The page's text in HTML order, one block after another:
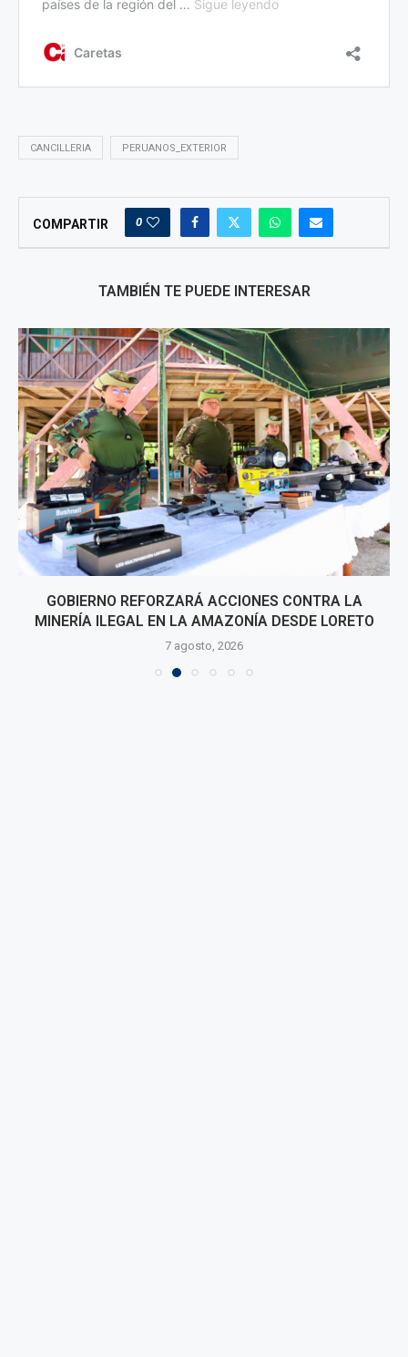
CANCILLERIA PERUANOS_EXTERIOR
COMPARTIR 0
TAMBIÉN TE PUEDE INTERESAR
GOBIERNO REFORZARÁ ACCIONES CONTRA LA
MINERÍA ILEGAL EN LA AMAZONÍA DESDE LORETO
7 agosto, 2026